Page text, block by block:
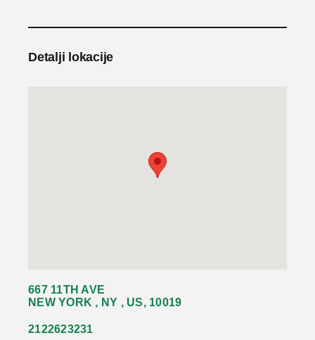
Detalji lokacije
667 11TH AVE
NEW YORK , NY , US, 10019
2122623231